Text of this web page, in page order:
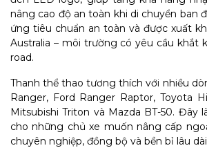
nâng cao độ an toàn khi di chuyển ban
ứng tiêu chuẩn an toàn và được xuất
Australia – môi trường có yêu cầu khắt
road.
Thanh thể thao tương thích với nhiều
Ranger, Ford Ranger Raptor, Toyota
Mitsubishi Triton và Mazda BT-50. Đây
cho những chủ xe muốn nâng cấp
chuyên nghiệp, đồng bộ và bền bỉ lâu